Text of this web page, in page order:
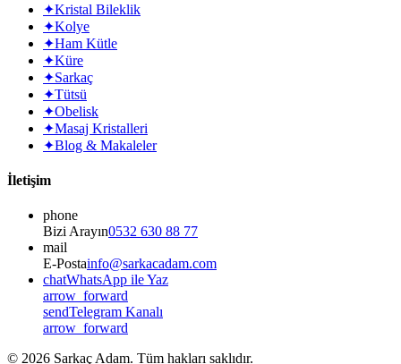
✦Kristal Bileklik
✦Kolye
✦Ham Kütle
✦Küre
✦Sarkaç
✦Tütsü
✦Obelisk
✦Masaj Kristalleri
✦Blog & Makaleler
İletişim
phone
Bizi Arayın0532 630 88 77
mail
E-Postainfo@sarkacadam.com
chatWhatsApp ile Yaz
arrow_forward
sendTelegram Kanalı
arrow_forward
© 2026 Sarkaç Adam. Tüm hakları saklıdır.